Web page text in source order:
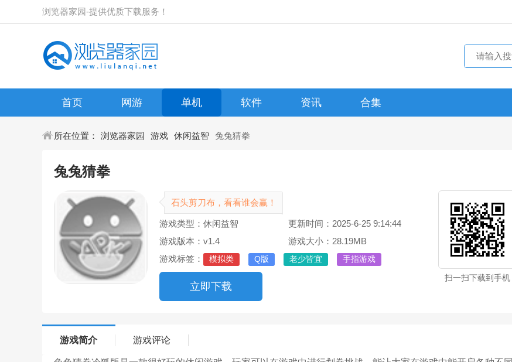
浏览器家园-提供优质下载服务！
首页 网游 单机 软件 资讯 合集
所在位置： 浏览器家园 游戏 休闲益智 兔兔猜拳
兔兔猜拳
石头剪刀布，看看谁会赢！
游戏类型：休闲益智
更新时间：2025-6-25 9:14:44
游戏版本：v1.4
游戏大小：28.19MB
游戏标签：
模拟类 Q版 老少皆宜 手指游戏
立即下载
扫一扫下载到手机
游戏简介 游戏评论